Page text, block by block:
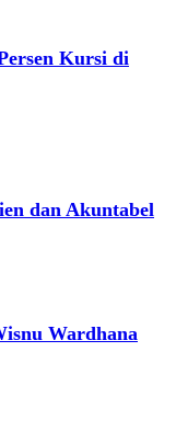
Kursi di
dan Akuntabel
Wardhana